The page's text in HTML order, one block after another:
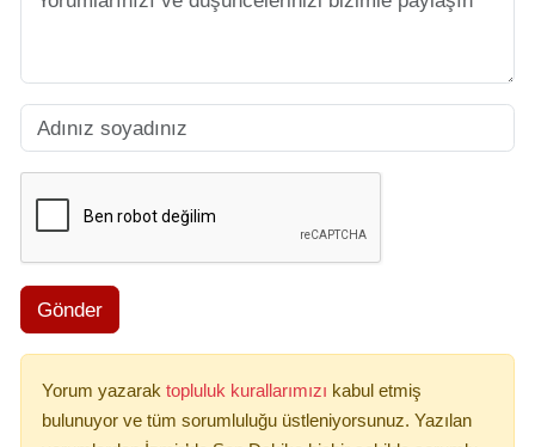
Gönder
Yorum yazarak topluluk kurallarımızı kabul etmiş
bulunuyor ve tüm sorumluluğu üstleniyorsunuz. Yazılan